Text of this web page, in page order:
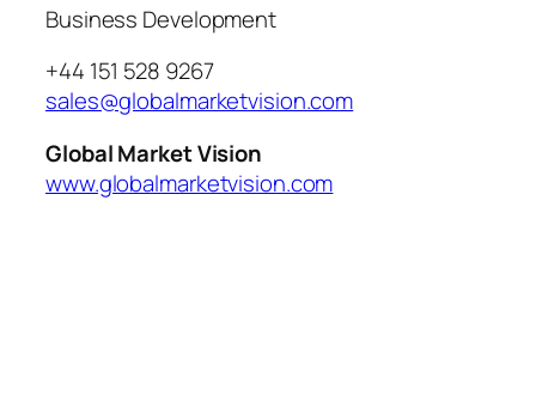
Business Development
+44 151 528 9267
sales@globalmarketvision.com
Global Market Vision
www.globalmarketvision.com